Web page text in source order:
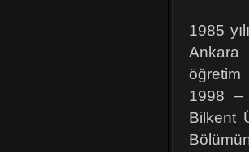
1985
Ankara
öğretim
1998 –
Bilkent